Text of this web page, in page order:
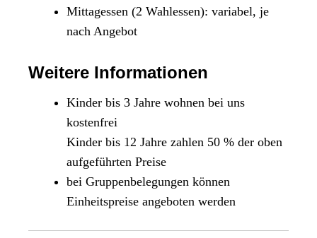
Mittagessen (2 Wahlessen): variabel, je
nach Angebot
Weitere Informationen
Kinder bis 3 Jahre wohnen bei uns
kostenfrei
Kinder bis 12 Jahre zahlen 50 % der oben
aufgeführten Preise
bei Gruppenbelegungen können
Einheitspreise angeboten werden